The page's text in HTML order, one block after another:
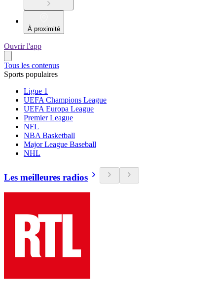
À proximité
Ouvrir l'app
Tous les contenus
Sports populaires
Ligue 1
UEFA Champions League
UEFA Europa League
Premier League
NFL
NBA Basketball
Major League Baseball
NHL
Les meilleures radios